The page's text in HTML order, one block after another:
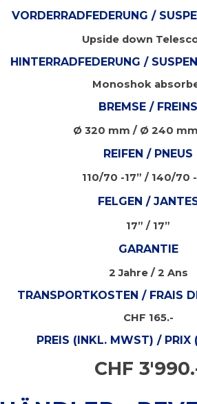
VORDERRADFEDERUNG /
Upside down
HINTERRADFEDERUNG /
Monoshok
BREMSE / FREINS
Ø 320 mm / Ø 240
REIFEN / PNEUS
110/70 -17” / 140/70 -
FELGEN /
17” / 17”
GARANTIE
2 Jahre / 2 Ans
TRANSPORTKOSTEN / FRAIS
CHF 165.-
PREIS (INKL. MWST) / PRIX
CHF